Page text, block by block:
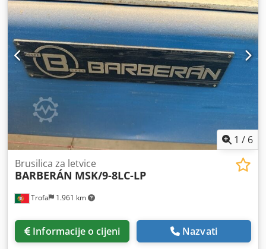
valjak za premazivanje 9. UV 2 tube sušilica 10. Burkle
valjak za premazivanje 11. UV 2 cijevna sušilica
1 / 6
Trofa 1.961 km
Brusilica za letvice
BARBERÁN MSK/9-8LC-LP
Informacije o cijeni Nazvati